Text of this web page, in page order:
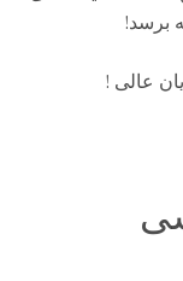
برسد!
عالی !